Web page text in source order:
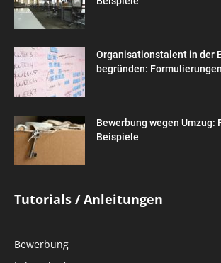
Organisationstalent in der
begründen:
Bewerbung wegen Umzug:
Beispiele
Tutorials / Anleitungen
Bewerbung